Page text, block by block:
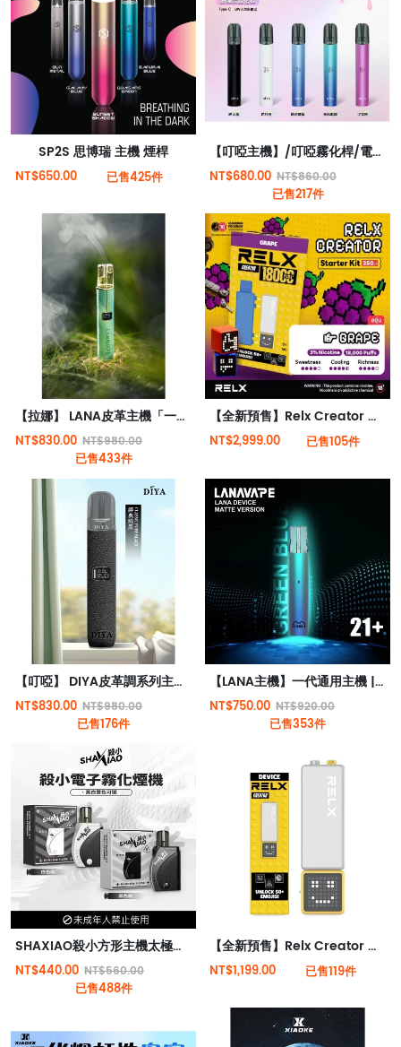
SP2S 思博瑞 主機 煙桿
NT$650.00 已售425件
【叮啞主機】/叮啞霧化桿/電子煙主機/台灣現貨
NT$680.00 NT$860.00
已售217件
【拉娜】 LANA皮革主機「一代通用」
NT$830.00 NT$980.00
已售433件
【全新預售】Relx Creator 積木系列 18000puffs 入門套件
NT$2,999.00 已售105件
【叮啞】 DIYA皮革調系列主機/通用LANA、sp2/relx等一代煙彈
NT$830.00 NT$980.00
已售176件
【LANA主機】一代通用主機 | LANA霧化器 | 通用RELX | SP2S一代煙彈 | 台灣電子煙
NT$750.00 NT$920.00
已售353件
SHAXIAO殺小方形主機太極主機方形霧化桿
NT$440.00 NT$560.00
已售488件
【全新預售】Relx Creator 積木系列 18000puffs 烟桿
NT$1,199.00 已售119件